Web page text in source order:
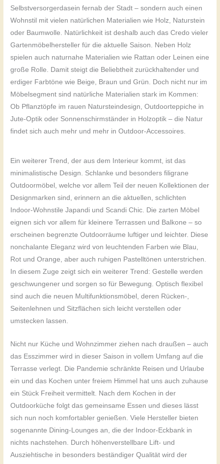
Selbstversorgerdasein fernab der Stadt – sondern auch einen
Wohnstil mit vielen natürlichen Materialien wie Holz, Naturstein
oder Baumwolle. Natürlichkeit ist deshalb auch das Credo vieler
Gartenmöbelhersteller für die aktuelle Saison. Neben Holz
spielen auch naturnahe Materialien wie Rattan oder Leinen eine
große Rolle. Damit steigt die Beliebtheit zurückhaltender und
erdiger Farbtöne wie Beige, Braun und Grün. Doch nicht nur im
Möbelsegment sind natürliche Materialien stark im Kommen:
Ob Pflanztöpfe im rauen Natursteindesign, Outdoorteppiche in
Jute-Optik oder Sonnenschirmständer in Holzoptik – die Natur
findet sich auch mehr und mehr in Outdoor-Accessoires.
Ein weiterer Trend, der aus dem Interieur kommt, ist das
minimalistische Design. Schlanke und besonders filigrane
Outdoormöbel, welche vor allem Teil der neuen Kollektionen der
Designmarken sind, erinnern an die aktuellen, schlichten
Indoor-Wohnstile Japandi und Scandi Chic. Die zarten Möbel
eignen sich vor allem für kleinere Terrassen und Balkone – so
erscheinen begrenzte Outdoorräume luftiger und leichter. Diese
nonchalante Eleganz wird von leuchtenden Farben wie Blau,
Rot und Orange, aber auch ruhigen Pastelltönen unterstrichen.
In diesem Zuge zeigt sich ein weiterer Trend: Gestelle werden
geschwungener und sorgen so für Bewegung. Optisch flexibel
sind auch die neuen Multifunktionsmöbel, deren Rücken-,
Seitenlehnen und Sitzflächen sich leicht verstellen oder
umstecken lassen.
Nicht nur Küche und Wohnzimmer ziehen nach draußen – auch
das Esszimmer wird in dieser Saison in vollem Umfang auf die
Terrasse verlegt. Die Pandemie schränkte Reisen und Urlaube
ein und das Kochen unter freiem Himmel hat uns auch zuhause
ein Stück Freiheit vermittelt. Nach dem Kochen in der
Outdoorküche folgt das gemeinsame Essen und dieses lässt
sich nun noch komfortabler genießen. Viele Hersteller bieten
sogenannte Dining-Lounges an, die der Indoor-Eckbank in
nichts nachstehen. Durch höhenverstellbare Lift- und
Ausziehtische in besonders beständiger Qualität wird der